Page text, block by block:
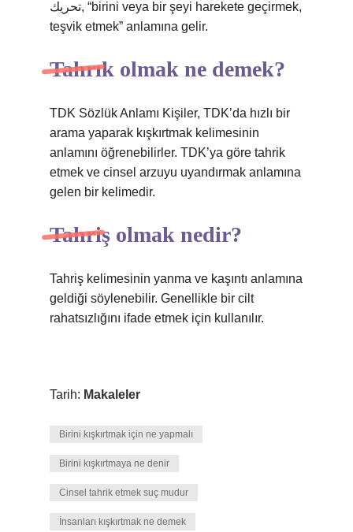
تحريك, “birini veya bir şeyi harekete geçirmek,
teşvik etmek” anlamına gelir.
Tahrık olmak ne demek?
TDK Sözlük Anlamı Kişiler, TDK’da hızlı bir
arama yaparak kışkırtmak kelimesinin
anlamını öğrenebilirler. TDK’ya göre tahrik
etmek ve cinsel arzuyu uyandırmak anlamına
gelen bir kelimedir.
Tahriş olmak nedir?
Tahriş kelimesinin yanma ve kaşıntı anlamına
geldiği söylenebilir. Genellikle bir cilt
rahatsızlığını ifade etmek için kullanılır.
Tarih: Makaleler
Birini kışkırtmak için ne yapmalı
Birini kışkırtmaya ne denir
Cinsel tahrik etmek suç mudur
İnsanları kışkırtmak ne demek